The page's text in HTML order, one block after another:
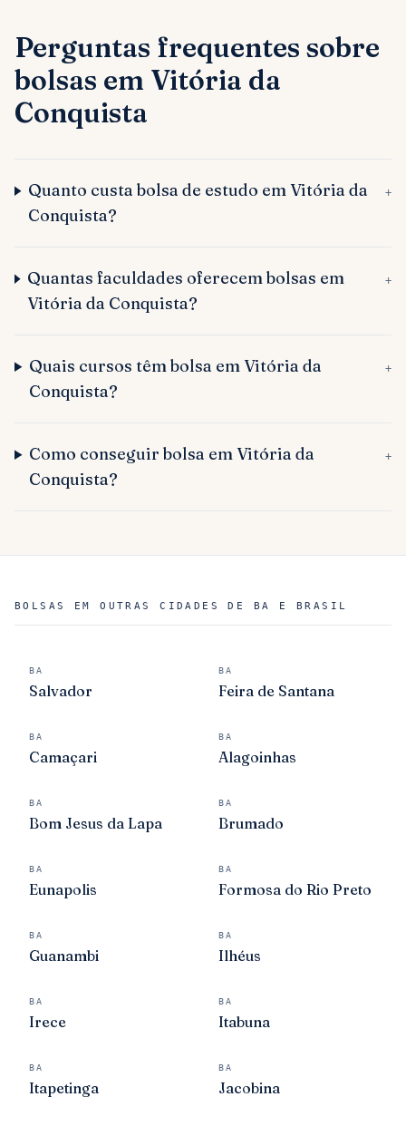
Perguntas frequentes sobre
bolsas em Vitória da
Conquista
Quanto custa bolsa de estudo em Vitória da
Conquista?
+
Quantas faculdades oferecem bolsas em
Vitória da Conquista?
+
Quais cursos têm bolsa em Vitória da
Conquista?
+
Como conseguir bolsa em Vitória da
Conquista?
+
BOLSAS EM OUTRAS CIDADES DE BA E BRASIL
BA
Salvador
BA
Feira de Santana
BA
Camaçari
BA
Alagoinhas
BA
Bom Jesus da Lapa
BA
Brumado
BA
Eunapolis
BA
Formosa do Rio Preto
BA
Guanambi
BA
Ilhéus
BA
Irece
BA
Itabuna
BA
Itapetinga
BA
Jacobina